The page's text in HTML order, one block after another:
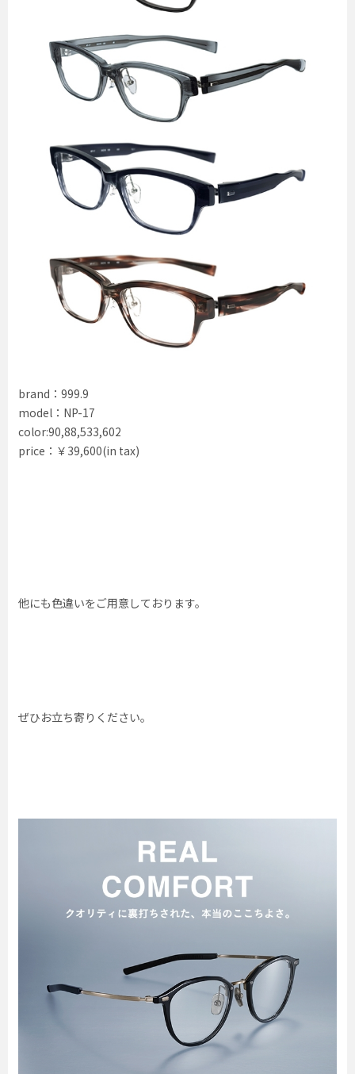
brand：999.9
model：NP-17
color:90,88,533,602
price：￥39,600(in tax)
他にも色違いをご用意しております。
ぜひお立ち寄りください。